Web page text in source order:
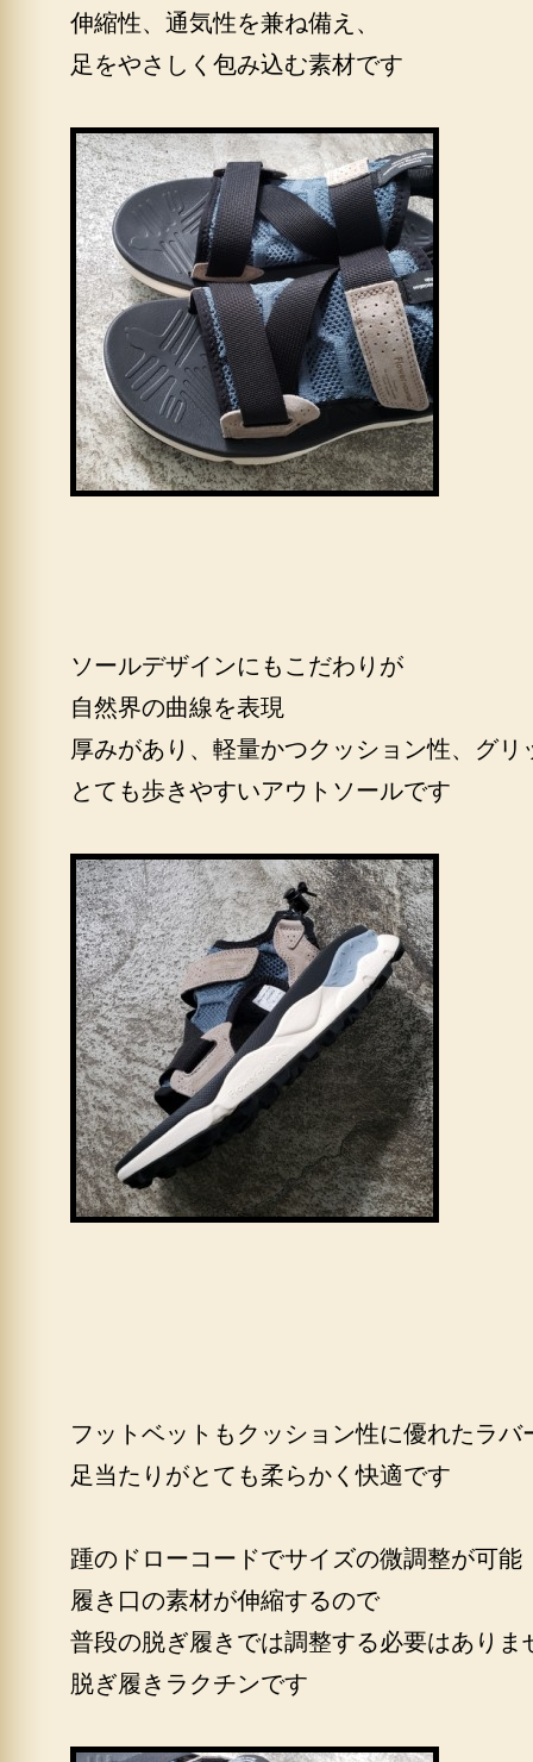
伸縮性、通気性を兼ね備え、
足をやさしく包み込む素材です
ソールデザインにもこだわりが
自然界の曲線を表現
厚みがあり、軽量かつクッション性、グリ
とても歩きやすいアウトソールです
フットベットもクッション性に優れたラバ
足当たりがとても柔らかく快適です
踵のドローコードでサイズの微調整が可能
履き口の素材が伸縮するので
普段の脱ぎ履きでは調整する必要はありま
脱ぎ履きラクチンです